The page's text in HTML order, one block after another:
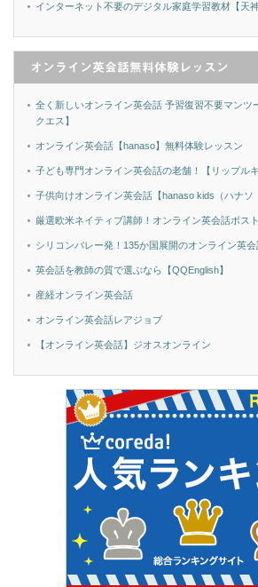
インターネット不要のデジタル家庭学習教材【天神
オンライン英会話無料体験レッスン
全く新しいオンライン英会話 予習復習不要マンツ
クエス】
オンライン英会話【hanaso】無料体験レッスン
子ども専門オンライン英会話の老舗！【リップル
子供向けオンライン英会話【hanaso kids（ハナソ
厳選欧米ネイティブ講師！オンライン英会話ボス
シリコンバレー発！135か国展開のオンライン英会
英会話を教師の質で選ぶなら【QQEnglish】
産経オンライン英会話
オンライン英会話レアジョブ
【オンライン英会話】ジオスオンライン